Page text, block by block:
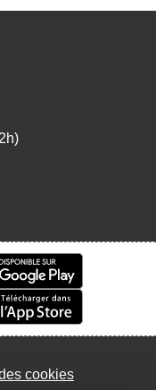
cookies